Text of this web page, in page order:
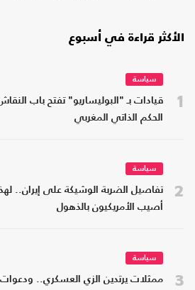
الأكثر قراءة في أسبوع
1
سياسة
قيادات بـ "البوليساريو" تفتح باب
الحكم الذاتي المغربي
2
سياسة
تفاصيل الضربة الوشيكة على إيران..
أصيب الأمريكيون بالذهول
3
سياسة
ممثلات يرتدين الزي العسكري..